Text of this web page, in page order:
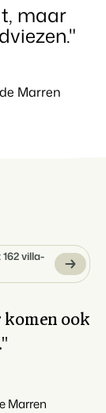
maar
Marren
villa-
komen ook
Marren